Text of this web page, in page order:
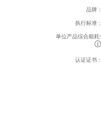
品牌：
执行标准：
单位产品综合能耗:
认证证书：